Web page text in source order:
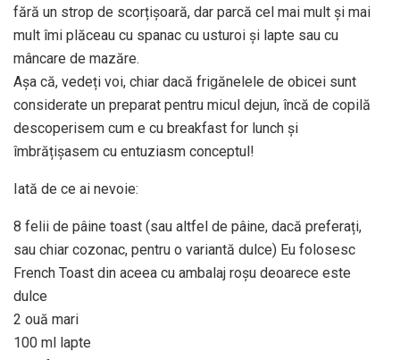
fără un strop de scorțișoară, dar parcă cel mai mult și mai
mult îmi plăceau cu spanac cu usturoi și lapte sau cu
mâncare de mazăre.
Așa că, vedeți voi, chiar dacă frigănelele de obicei sunt
considerate un preparat pentru micul dejun, încă de copilă
descoperisem cum e cu breakfast for lunch și
îmbrățișasem cu entuziasm conceptul!
Iată de ce ai nevoie:
8 felii de pâine toast (sau altfel de pâine, dacă preferați,
sau chiar cozonac, pentru o variantă dulce) Eu folosesc
French Toast din aceea cu ambalaj roșu deoarece este
dulce
2 ouă mari
100 ml lapte